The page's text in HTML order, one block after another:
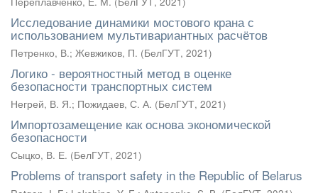
Исследование динамики мостового крана с
использованием мультивариантных расчётов
Петренко, В.; Жевжиков, П. (БелГУТ, 2021)
Логико - вероятностный метод в оценке
безопасности транспортных систем
Негрей, В. Я.; Пожидаев, С. А. (БелГУТ, 2021)
Импортозамещение как основа экономической
безопасности
Сыцко, В. Е. (БелГУТ, 2021)
Problems of transport safety in the Republic of Belarus